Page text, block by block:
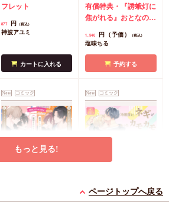
フレット
877 円 （税込）
神波アユミ
カートに入れる
同人誌】
有償特典・『誘蛾灯に
焦がれる』おとなの公
典漫画ペーパー
1,540 円（予価） （税込）
塩味ちる
予約する
New コミック
ず【有償】+柴崎さん
2冊セット購入特典・
New コミック
カモカモ【有償特典・
小冊子】【予約キャン
有償特典・『冷蔵庫に
もっと見る!
ページトップへ戻る